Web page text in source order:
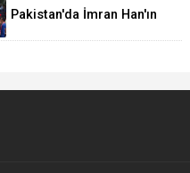
Pakistan'da İmran Han'ın